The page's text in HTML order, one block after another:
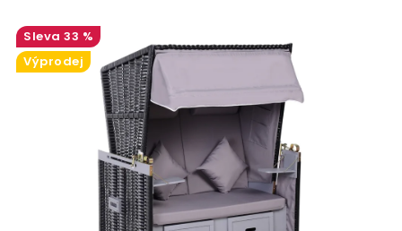
33 %
Výprodej